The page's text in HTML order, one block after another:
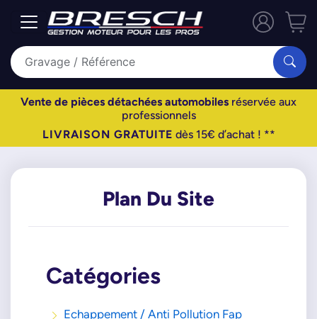
Vente de pièces détachées automobiles réservée aux
professionnels
LIVRAISON GRATUITE dès 15€ d’achat ! **
Plan Du Site
Catégories
Echappement / Anti Pollution Fap